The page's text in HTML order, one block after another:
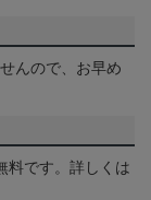
んので、お早め
料です。詳しくは